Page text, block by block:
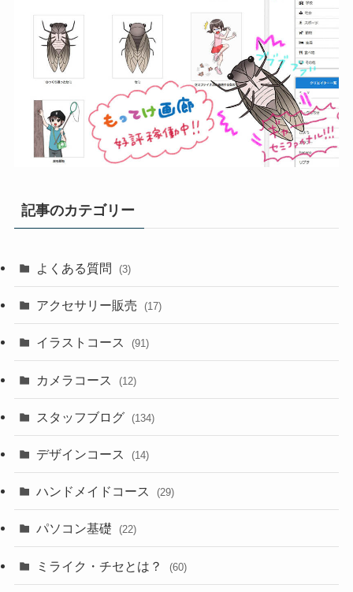
記事のカテゴリー
よくある質問 (3)
アクセサリー販売 (17)
イラストコース (91)
カメラコース (12)
スタッフブログ (134)
デザインコース (14)
ハンドメイドコース (29)
パソコン基礎 (22)
ミライク・チセとは？ (60)